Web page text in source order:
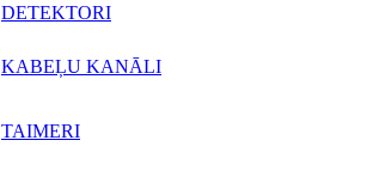
DETEKTORI
KABEĻU KANĀLI
TAIMERI